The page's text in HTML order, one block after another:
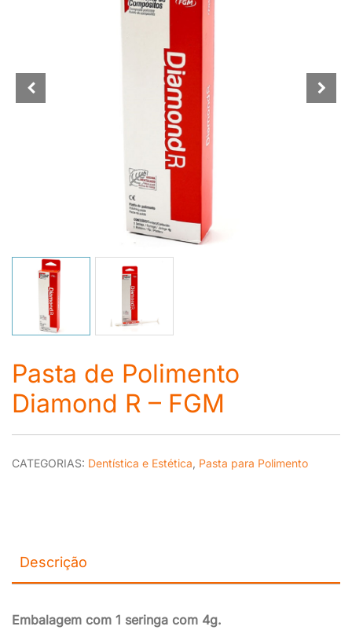
Pasta de Polimento
Diamond R – FGM
CATEGORIAS: Dentística e Estética Pasta para Polimento
Descrição
Embalagem com 1 seringa com 4g.